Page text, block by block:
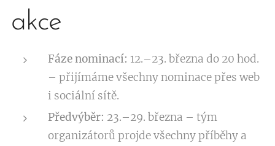
akce
Fáze nominací: 12.–23. března do 20 hod.
– přijímáme všechny nominace přes web
i sociální sítě.
Předvýběr: 23.–29. března – tým
organizátorů projde všechny příběhy a